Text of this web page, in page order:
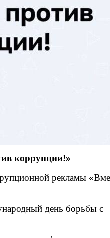
коррупции!»
рекламы
день борьбы с